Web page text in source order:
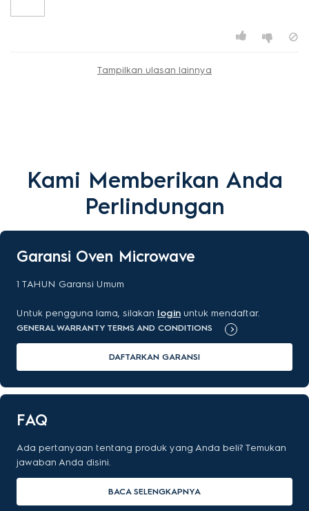
Tampilkan ulasan lainnya
Kami Memberikan Anda
Perlindungan
Garansi Oven Microwave
1 TAHUN Garansi Umum
Untuk pengguna lama, silakan login untuk mendaftar.
GENERAL WARRANTY TERMS AND CONDITIONS
DAFTARKAN GARANSI
FAQ
Ada pertanyaan tentang produk yang Anda beli? Temukan
jawaban Anda disini.
BACA SELENGKAPNYA